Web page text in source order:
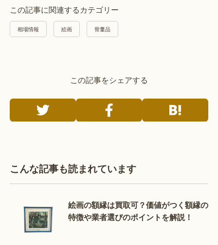
この記事に関連するカテゴリー
相場情報 絵画 骨董品
この記事をシェアする
こんな記事も読まれています
絵画の額縁は買取可？価値がつく額縁の
特徴や業者選びのポイントを解説！